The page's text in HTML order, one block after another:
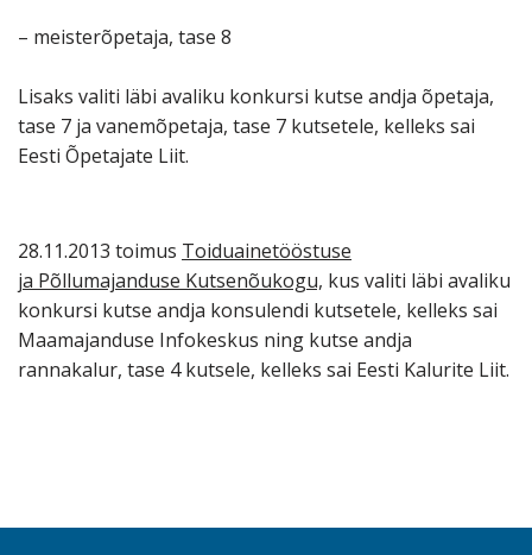
– meisterõpetaja, tase 8
Lisaks valiti läbi avaliku konkursi kutse andja õpetaja,
tase 7 ja vanemõpetaja, tase 7 kutsetele, kelleks sai
Eesti Õpetajate Liit.
28.11.2013 toimus Toiduainetööstuse
ja Põllumajanduse Kutsenõukogu, kus valiti läbi avaliku
konkursi kutse andja konsulendi kutsetele, kelleks sai
Maamajanduse Infokeskus ning kutse andja
rannakalur, tase 4 kutsele, kelleks sai Eesti Kalurite Liit.